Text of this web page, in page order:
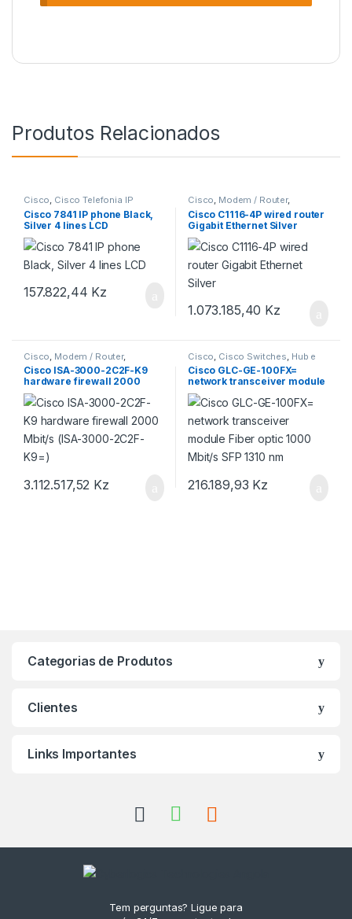
Produtos Relacionados
Cisco Cisco Telefonia IP
Cisco 7841 IP phone Black,
Silver 4 lines LCD
157.822,44 Kz
Cisco Modem / Router,
Roteadores Cisco
Cisco C1116-4P wired router
Gigabit Ethernet Silver
1.073.185,40 Kz
Cisco Modem / Router,
Roteadores Cisco
Cisco ISA-3000-2C2F-K9
hardware firewall 2000
Mbit/s (ISA-3000-2C2F-
K9=)
3.112.517,52 Kz
Cisco Cisco Switches Hub e
Switch
Cisco GLC-GE-100FX=
network transceiver module
Fiber optic 1000 Mbit/s SFP
1310 nm
216.189,93 Kz
Categorias de Produtos
Clientes
Links Importantes
Tem perguntas? Ligue para